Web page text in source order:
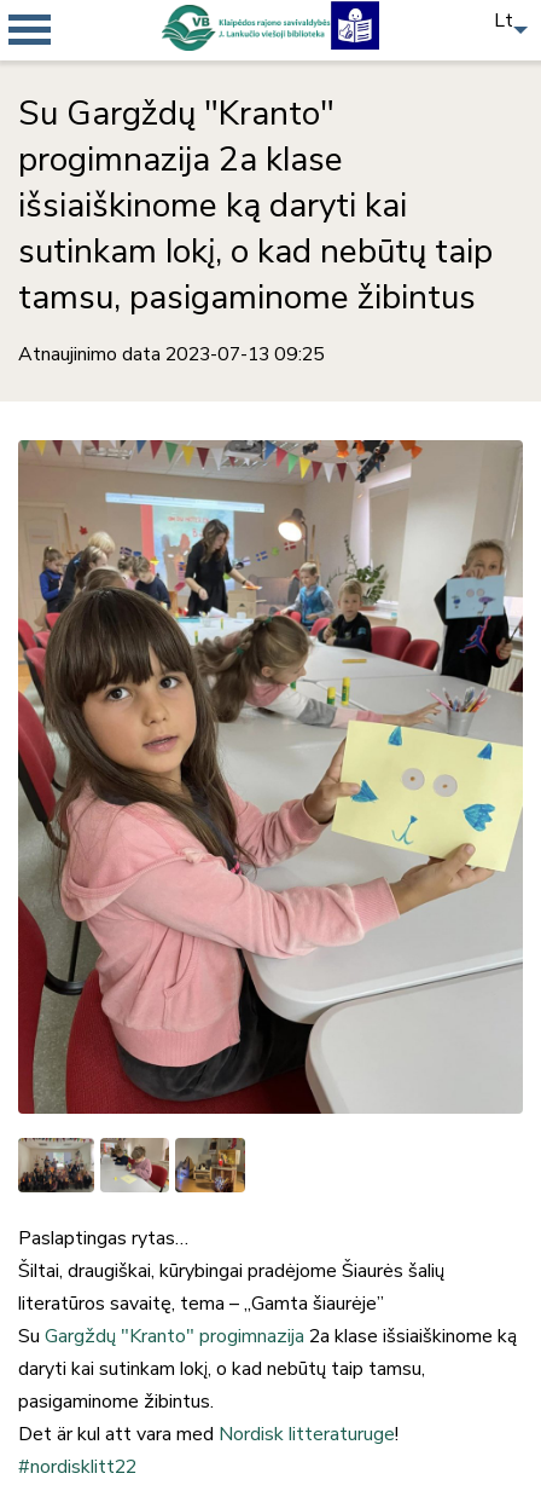
Su Gargždų "Kranto"
progimnazija 2a klase
išsiaiškinome ką daryti kai
sutinkam lokį, o kad nebūtų taip
tamsu, pasigaminome žibintus
Atnaujinimo data 2023-07-13 09:25
Paslaptingas rytas…
Šiltai, draugiškai, kūrybingai pradėjome Šiaurės šalių
literatūros savaitę, tema – „Gamta šiaurėje”
Su Gargždų "Kranto" progimnazija 2a klase išsiaiškinome ką
daryti kai sutinkam lokį, o kad nebūtų taip tamsu,
pasigaminome žibintus.
Det är kul att vara med Nordisk litteraturuge!
#nordisklitt22
Lt